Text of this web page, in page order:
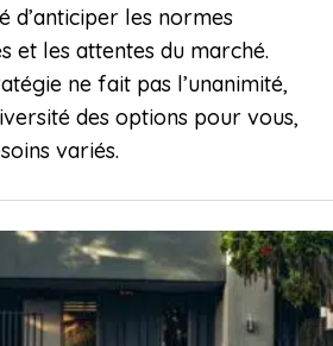
d’anticiper les normes
et les attentes du marché.
ne fait pas l’unanimité,
des options pour vous,
variés.